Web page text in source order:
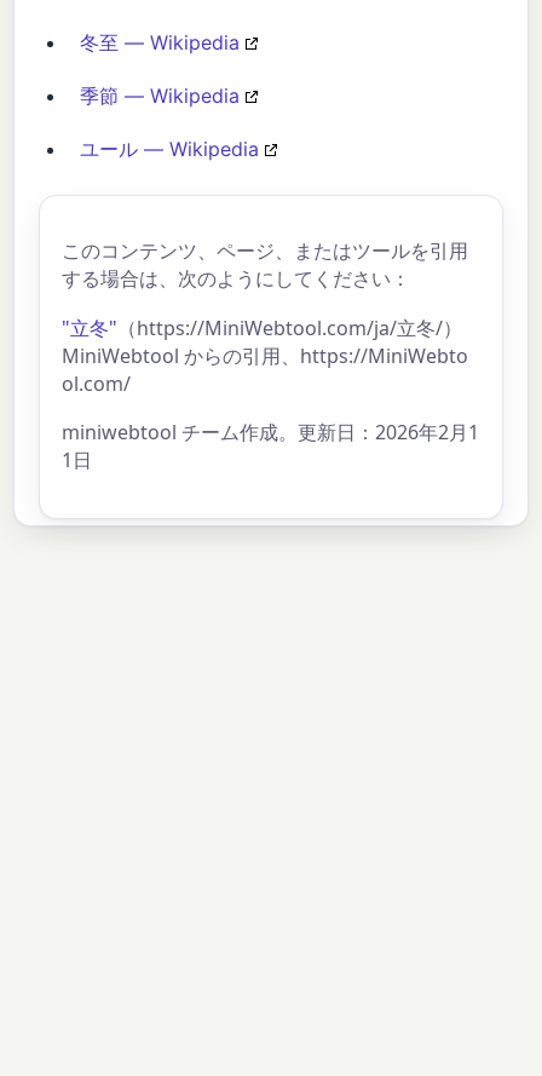
冬至 — Wikipedia
季節 — Wikipedia
ユール — Wikipedia
このコンテンツ、ページ、またはツールを引用
する場合は、次のようにしてください：
"立冬" （https://MiniWebtool.com/ja/立冬/）
MiniWebtool からの引用、https://MiniWebto
ol.com/
miniwebtool チーム作成。更新日：2026年2月1
1日